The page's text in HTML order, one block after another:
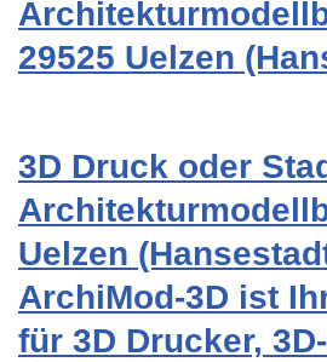
29525 Uelzen
3D Druck oder
Uelzen
ArchiMod-3D ist
für 3D Drucker,